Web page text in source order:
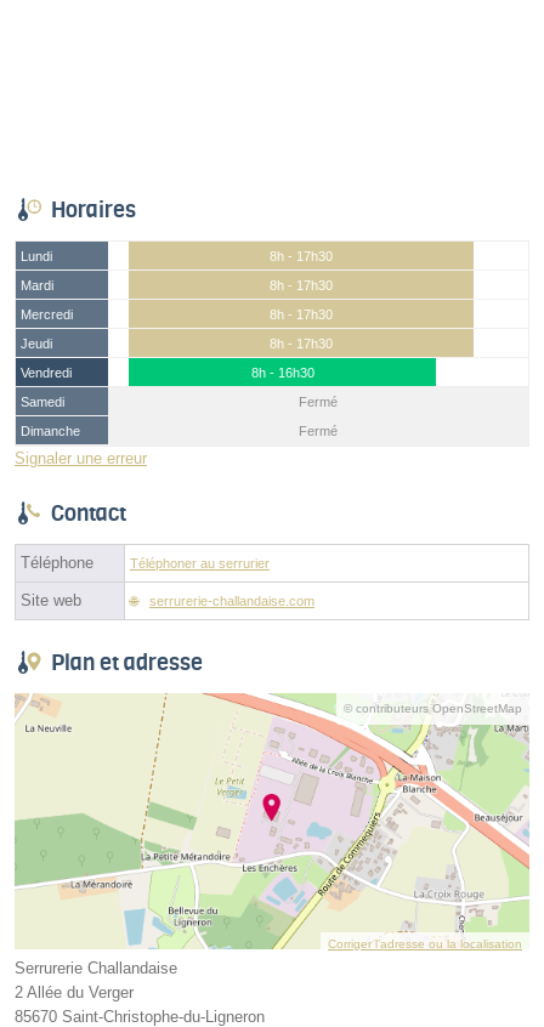
Horaires
Lundi
8h - 17h30
Mardi
8h - 17h30
Mercredi
8h - 17h30
Jeudi
8h - 17h30
Vendredi
8h - 16h30
Samedi
Fermé
Dimanche
Fermé
Signaler une erreur
Contact
Téléphone Téléphoner au serrurier
Site web serrurerie-challandaise.com
Plan et adresse
© contributeurs OpenStreetMap
Corriger l’adresse ou la localisation
Serrurerie Challandaise
2 Allée du Verger
85670 Saint-Christophe-du-Ligneron